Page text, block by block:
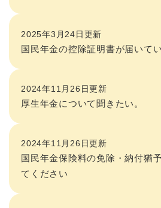
2025年3月24日更新
国民年金の控除証明書が届いてい
2024年11月26日更新
厚生年金について聞きたい。
2024年11月26日更新
国民年金保険料の免除・納付猶
てください